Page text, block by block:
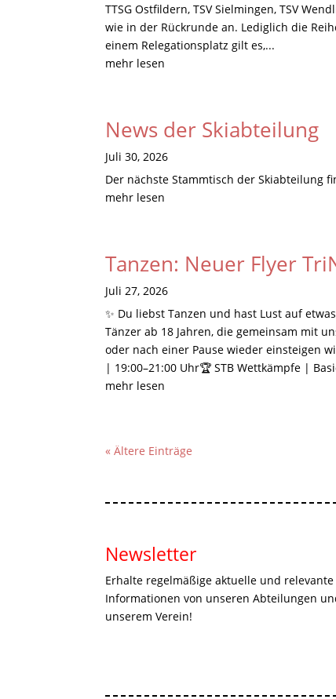
TTSG Ostfildern, TSV Sielmingen, TSV
wie in der Rückrunde an. Lediglich die
einem Relegationsplatz gilt es,...
mehr lesen
News der Skiabteilung
Juli 30, 2026
Der nächste Stammtisch der Skiabteilung
mehr lesen
Tanzen: Neuer Flyer
Juli 27, 2026
✨ Du liebst Tanzen und hast Lust auf
Tänzer ab 18 Jahren, die gemeinsam mit
oder nach einer Pause wieder einsteigen
| 19:00–21:00 Uhr🏆 STB Wettkämpfe |
mehr lesen
« Ältere Einträge
Newsletter
Erhalte regelmäßige aktuelle und relevante
Informationen von unseren Abteilungen
unserem Verein!